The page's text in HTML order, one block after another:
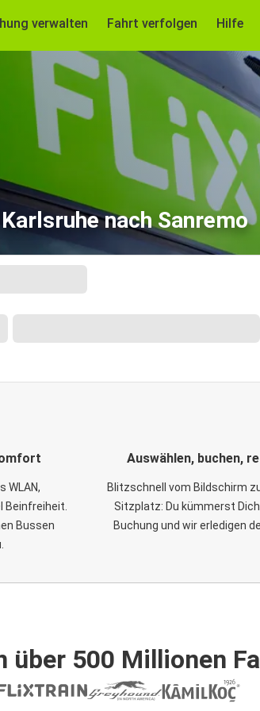
verwalten Fahrt verfolgen Hilfe
nach Sanremo
WLAN,
Beinfreiheit.
Bussen
Auswählen, buchen,
Blitzschnell vom Bildschirm
Sitzplatz: Du kümmerst
Buchung und wir erledigen
über 500 Millionen